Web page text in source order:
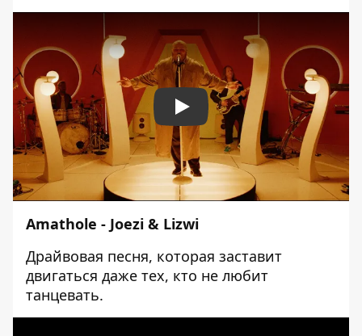
Play
Amathole - Joezi & Lizwi
Драйвовая песня, которая заставит
двигаться даже тех, кто не любит
танцевать.